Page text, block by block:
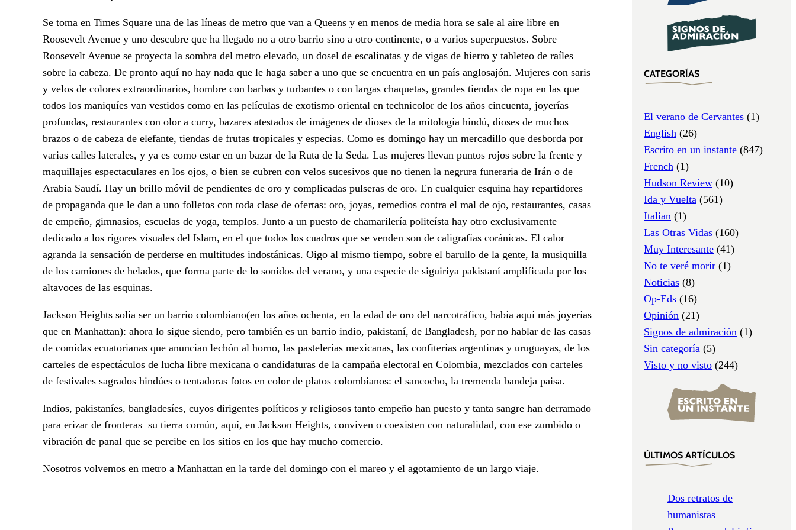
Se toma en Times Square una de las líneas de metro que van a Queens y en menos de media hora se sale al aire libre en
Roosevelt Avenue y uno descubre que ha llegado no a otro barrio sino a otro continente, o a varios superpuestos. Sobre
Roosevelt Avenue se proyecta la sombra del metro elevado, un dosel de escalinatas y de vigas de hierro y tableteo de raíles
sobre la cabeza. De pronto aquí no hay nada que le haga saber a uno que se encuentra en un país anglosajón. Mujeres con saris
y velos de colores extraordinarios, hombre con barbas y turbantes o con largas chaquetas, grandes tiendas de ropa en las que
todos los maniquíes van vestidos como en las películas de exotismo oriental en technicolor de los años cincuenta, joyerías
profundas, restaurantes con olor a curry, bazares atestados de imágenes de dioses de la mitología hindú, dioses de muchos
brazos o de cabeza de elefante, tiendas de frutas tropicales y especias. Como es domingo hay un mercadillo que desborda por
varias calles laterales, y ya es como estar en un bazar de la Ruta de la Seda. Las mujeres llevan puntos rojos sobre la frente y
maquillajes espectaculares en los ojos, o bien se cubren con velos sucesivos que no tienen la negrura funeraria de Irán o de
Arabia Saudí. Hay un brillo móvil de pendientes de oro y complicadas pulseras de oro. En cualquier esquina hay repartidores
de propaganda que le dan a uno folletos con toda clase de ofertas: oro, joyas, remedios contra el mal de ojo, restaurantes, casas
de empeño, gimnasios, escuelas de yoga, templos. Junto a un puesto de chamarilería politeísta hay otro exclusivamente
dedicado a los rigores visuales del Islam, en el que todos los cuadros que se venden son de caligrafías coránicas. El calor
agranda la sensación de perderse en multitudes indostánicas. Oigo al mismo tiempo, sobre el barullo de la gente, la musiquilla
de los camiones de helados, que forma parte de lo sonidos del verano, y una especie de siguiriya pakistaní amplificada por los
altavoces de las esquinas.
Jackson Heights solía ser un barrio colombiano(en los años ochenta, en la edad de oro del narcotráfico, había aquí más joyerías
que en Manhattan): ahora lo sigue siendo, pero también es un barrio indio, pakistaní, de Bangladesh, por no hablar de las casas
de comidas ecuatorianas que anuncian lechón al horno, las pastelerías mexicanas, las confiterías argentinas y uruguayas, de los
carteles de espectáculos de lucha libre mexicana o candidaturas de la campaña electoral en Colombia, mezclados con carteles
de festivales sagrados hindúes o tentadoras fotos en color de platos colombianos: el sancocho, la tremenda bandeja paisa.
Indios, pakistaníes, bangladesíes, cuyos dirigentes políticos y religiosos tanto empeño han puesto y tanta sangre han derramado
para erizar de fronteras su tierra común, aquí, en Jackson Heights, conviven o coexisten con naturalidad, con ese zumbido o
vibración de panal que se percibe en los sitios en los que hay mucho comercio.
Nosotros volvemos en metro a Manhattan en la tarde del domingo con el mareo y el agotamiento de un largo viaje.
CATEGORÍAS
El verano de Cervantes (1)
English (26)
Escrito en un instante (847)
French (1)
Hudson Review (10)
Ida y Vuelta (561)
Italian (1)
Las Otras Vidas (160)
Muy Interesante (41)
No te veré morir (1)
Noticias (8)
Op-Eds (16)
Opinión (21)
Signos de admiración (1)
Sin categoría (5)
Visto y no visto (244)
ÚLTIMOS ARTÍCULOS
Dos retratos de
humanistas